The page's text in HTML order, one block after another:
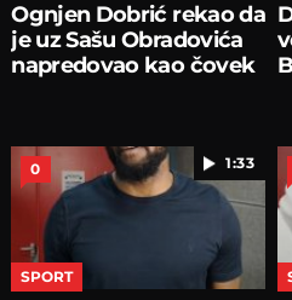
Ognjen Dobrić rekao da
je uz Sašu Obradovića
napredovao kao čovek
1:33
0
SPORT